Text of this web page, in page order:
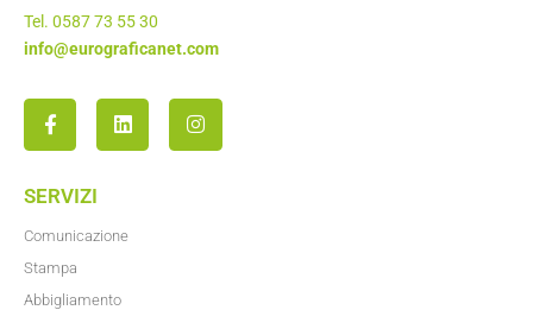
Tel. 0587 73 55 30
info@eurograficanet.com
SERVIZI
Comunicazione
Stampa
Abbigliamento